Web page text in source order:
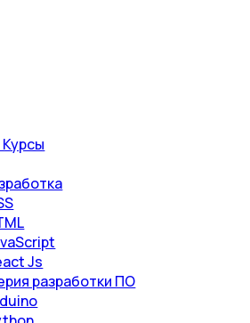
Js
разработки ПО